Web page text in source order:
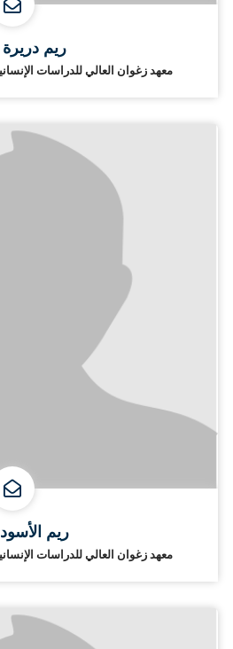
ريم دريرة
معهد زغوان العالي للدراسات
ريم الأسود
معهد زغوان العالي للدراسات